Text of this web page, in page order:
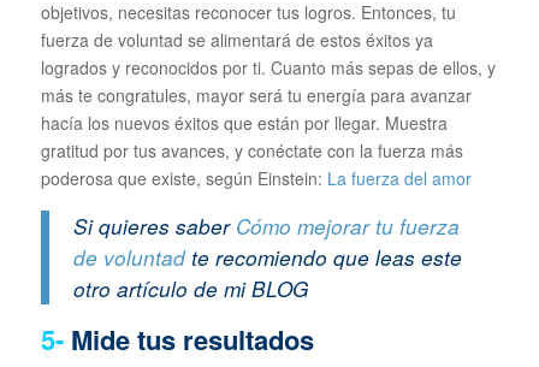
objetivos, necesitas reconocer tus logros. Entonces, tu
fuerza de voluntad se alimentará de estos éxitos ya
logrados y reconocidos por ti. Cuanto más sepas de ellos, y
más te congratules, mayor será tu energía para avanzar
hacía los nuevos éxitos que están por llegar. Muestra
gratitud por tus avances, y conéctate con la fuerza más
poderosa que existe, según Einstein: La fuerza del amor
Si quieres saber Cómo mejorar tu fuerza
de voluntadte recomiendo que leas este
otro artículo de mi BLOG
5- Mide tus resultados